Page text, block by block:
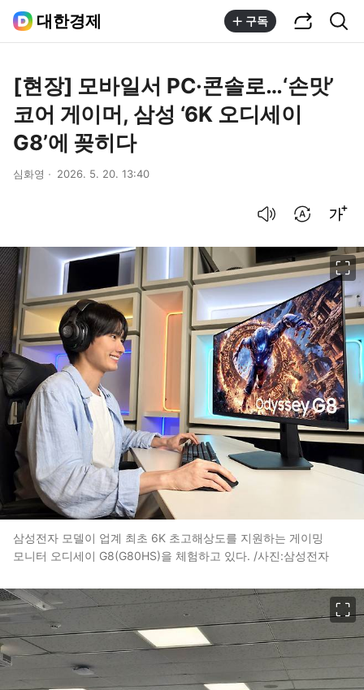
대한경제 구독
[현장] 모바일서 PC·콘솔로…‘손맛’
코어 게이머, 삼성 ‘6K 오디세이
G8’에 꽂히다
심화영 2026. 5. 20. 13:40
삼성전자 모델이 업계 최초 6K 초고해상도를 지원하는 게이밍
모니터 오디세이 G8(G80HS)을 체험하고 있다. /사진:삼성전자